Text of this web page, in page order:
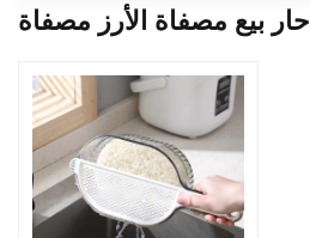
حار بيع مصفاة الأرز مصفاة